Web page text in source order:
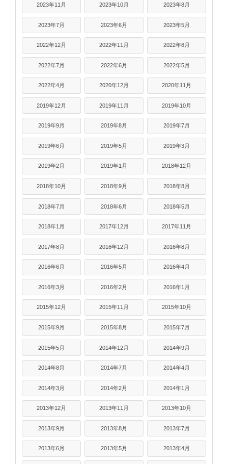
2023年11月 2023年10月 2023年8月
2023年7月 2023年6月 2023年5月
2022年12月 2022年11月 2022年8月
2022年7月 2022年6月 2022年5月
2022年4月 2020年12月 2020年11月
2019年12月 2019年11月 2019年10月
2019年9月 2019年8月 2019年7月
2019年6月 2019年5月 2019年3月
2019年2月 2019年1月 2018年12月
2018年10月 2018年9月 2018年8月
2018年7月 2018年6月 2018年5月
2018年1月 2017年12月 2017年11月
2017年8月 2016年12月 2016年8月
2016年6月 2016年5月 2016年4月
2016年3月 2016年2月 2016年1月
2015年12月 2015年11月 2015年10月
2015年9月 2015年8月 2015年7月
2015年5月 2014年12月 2014年9月
2014年8月 2014年7月 2014年4月
2014年3月 2014年2月 2014年1月
2013年12月 2013年11月 2013年10月
2013年9月 2013年8月 2013年7月
2013年6月 2013年5月 2013年4月